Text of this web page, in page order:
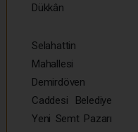
Dükkân
Selahattin
Mahallesi
Demirdöven
Caddesi Belediye
Yeni Semt Pazarı